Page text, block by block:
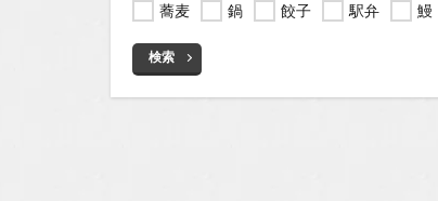
蕎麦
鍋 餃子 駅弁 鰻
検索